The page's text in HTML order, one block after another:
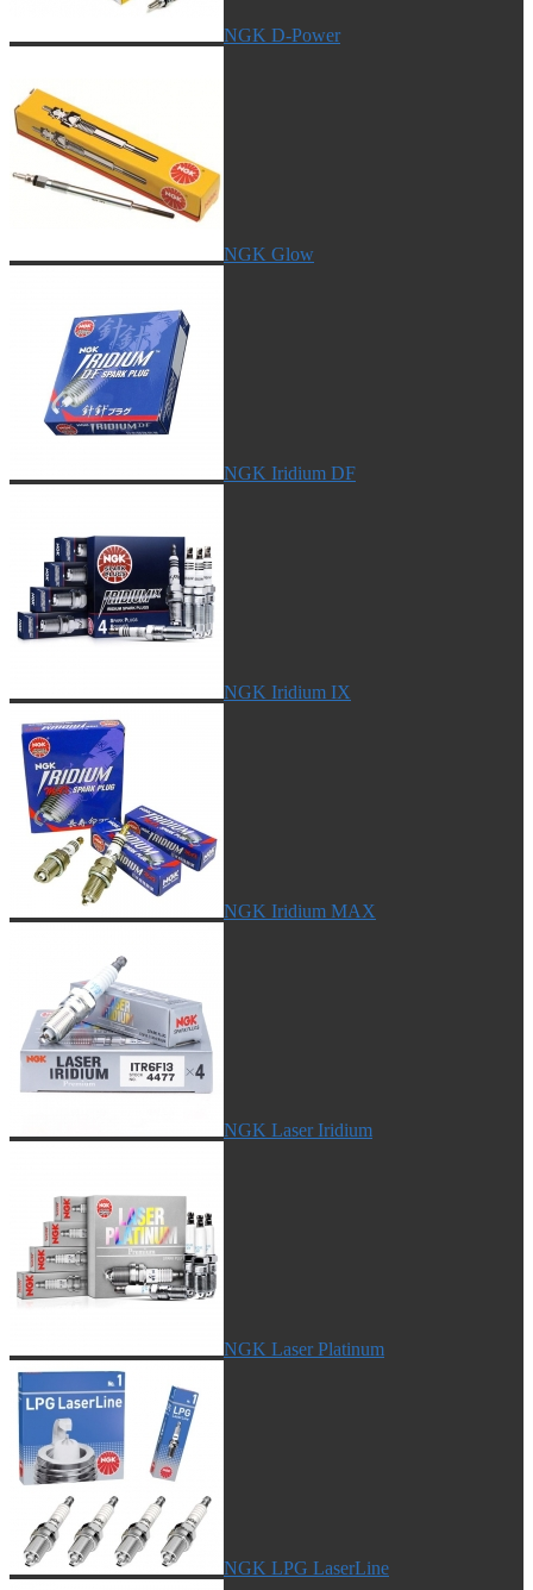
NGK D-Power
NGK Glow
NGK Iridium DF
NGK Iridium IX
NGK Iridium MAX
NGK Laser Iridium
NGK Laser Platinum
NGK LPG LaserLine